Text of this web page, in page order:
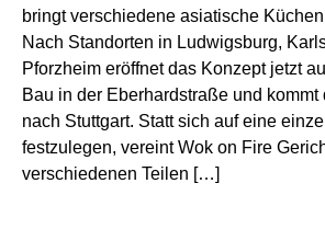
bringt verschiedene asiatische
Nach Standorten in Ludwigsburg,
Pforzheim eröffnet das Konzept jetzt
Bau in der Eberhardstraße und kommt
nach Stuttgart. Statt sich auf eine
festzulegen, vereint Wok on Fire
verschiedenen Teilen […]